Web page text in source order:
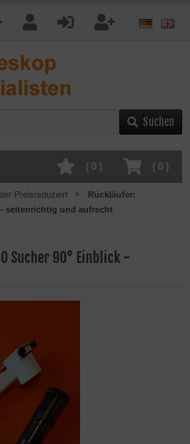
Suchen
( 0 )
( 0 )
Preisreduziert
Rückläufer:
- seitenrichtig und aufrecht
Sucher 90° Einblick -